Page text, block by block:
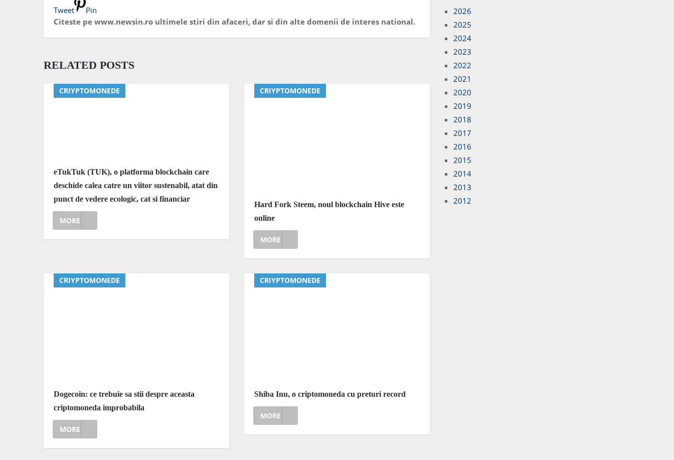
Tweet
Pin
Citeste pe www.newsin.ro ultimele stiri din afaceri, dar si din alte domenii de interes national.
RELATED POSTS
CRIYPTOMONEDE
eTukTuk (TUK), o platforma blockchain care
deschide calea catre un viitor sustenabil, atat din
punct de vedere ecologic, cat si financiar
MORE
CRIYPTOMONEDE
Hard Fork Steem, noul blockchain Hive este
online
MORE
CRIYPTOMONEDE
Dogecoin: ce trebuie sa stii despre aceasta
criptomoneda improbabila
MORE
CRIYPTOMONEDE
Shiba Inu, o criptomoneda cu preturi record
MORE
2026
2025
2024
2023
2022
2021
2020
2019
2018
2017
2016
2015
2014
2013
2012